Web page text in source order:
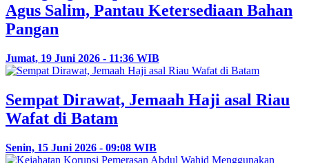
Agus Salim, Pantau Ketersediaan Bahan
Pangan
Jumat, 19 Juni 2026 - 11:36 WIB
Sempat Dirawat, Jemaah Haji asal Riau
Wafat di Batam
Senin, 15 Juni 2026 - 09:08 WIB